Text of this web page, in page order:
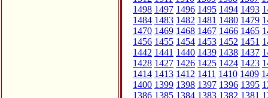
1498 1497 1496 1495 1494 1493
1484 1483 1482 1481 1480 1479
1470 1469 1468 1467 1466 1465
1456 1455 1454 1453 1452 1451
1442 1441 1440 1439 1438 1437
1428 1427 1426 1425 1424 1423
1414 1413 1412 1411 1410 1409
1400 1399 1398 1397 1396 1395
1386 1385 1384 1383 1382 1381